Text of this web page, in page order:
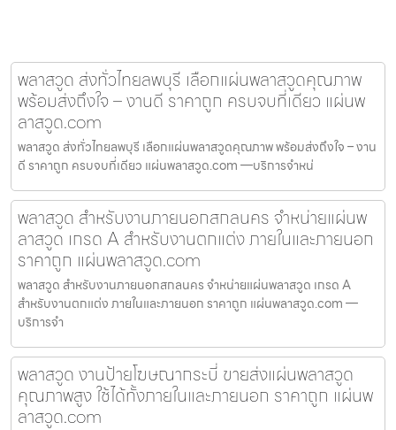
พลาสวูด ส่งทั่วไทยลพบุรี เลือกแผ่นพลาสวูดคุณภาพ
พร้อมส่งถึงใจ – งานดี ราคาถูก ครบจบที่เดียว แผ่นพ
ลาสวูด.com
พลาสวูด ส่งทั่วไทยลพบุรี เลือกแผ่นพลาสวูดคุณภาพ พร้อมส่งถึงใจ – งาน
ดี ราคาถูก ครบจบที่เดียว แผ่นพลาสวูด.com —บริการจำหน่
พลาสวูด สำหรับงานภายนอกสกลนคร จำหน่ายแผ่นพ
ลาสวูด เกรด A สำหรับงานตกแต่ง ภายในและภายนอก
ราคาถูก แผ่นพลาสวูด.com
พลาสวูด สำหรับงานภายนอกสกลนคร จำหน่ายแผ่นพลาสวูด เกรด A
สำหรับงานตกแต่ง ภายในและภายนอก ราคาถูก แผ่นพลาสวูด.com —
บริการจำ
พลาสวูด งานป้ายโฆษณากระบี่ ขายส่งแผ่นพลาสวูด
คุณภาพสูง ใช้ได้ทั้งภายในและภายนอก ราคาถูก แผ่นพ
ลาสวูด.com